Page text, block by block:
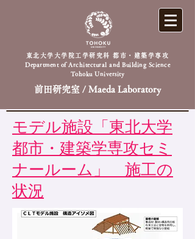
前田研究室 / Maeda Laboratory
東北大学大学院工学研究科 都市・建築学専攻
Department of Architectural and Building Science
Tohoku University
モデル施設「東北大学
都市・建築学専攻セミ
ナールーム」 施工の
状況